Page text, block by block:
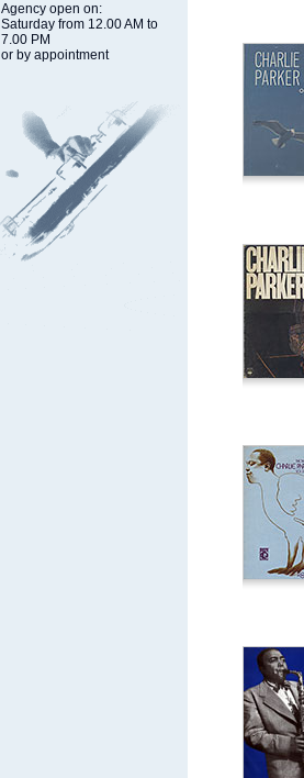
Agency open on:
Saturday from 12.00 AM to
7.00 PM
or by appointment